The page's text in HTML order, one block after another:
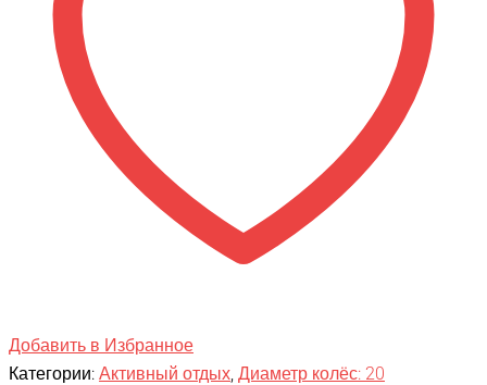
Добавить в Избранное
Категории: Активный отдых Диаметр колёс: 20